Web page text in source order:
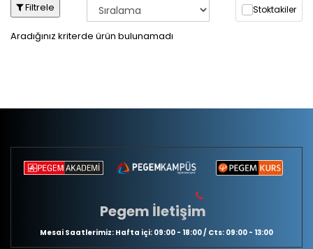
Filtrele Stoktakiler
Aradığınız kriterde ürün bulunamadı
Pegem İletişim
Mesai Saatlerimiz: Hafta içi: 09:00 - 18:00 / Cts: 09:00 - 13:00